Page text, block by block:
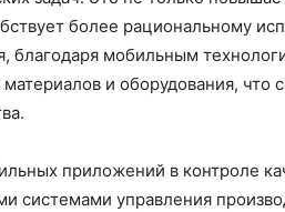
более рациональному
благодаря мобильным
и оборудования, что
приложений в контроле
системами управления